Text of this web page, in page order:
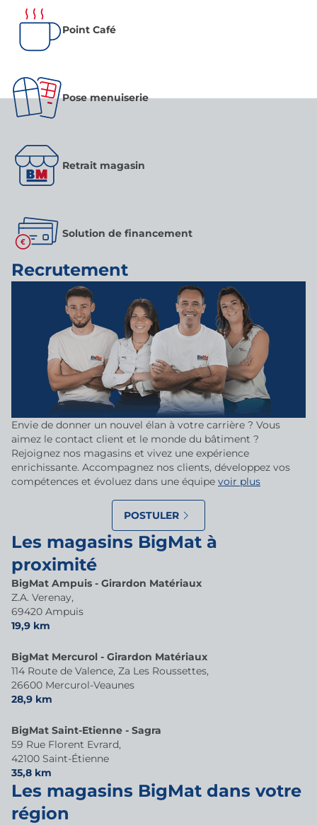
Point Café
Pose menuiserie
Retrait magasin
Solution de financement
Recrutement
Envie de donner un nouvel élan à votre carrière ? Vous
aimez le contact client et le monde du bâtiment ?
Rejoignez nos magasins et vivez une expérience
enrichissante. Accompagnez nos clients, développez vos
compétences et évoluez dans une équipe voir plus
POSTULER
Les magasins BigMat à
proximité
BigMat Ampuis - Girardon Matériaux
Z.A. Verenay,
69420 Ampuis
19,9 km
BigMat Mercurol - Girardon Matériaux
114 Route de Valence, Za Les Roussettes,
26600 Mercurol-Veaunes
28,9 km
BigMat Saint-Etienne - Sagra
59 Rue Florent Evrard,
42100 Saint-Étienne
35,8 km
Les magasins BigMat dans votre
région